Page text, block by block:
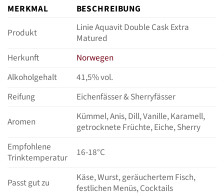
MERKMAL
BESCHREIBUNG
Produkt
Linie Aquavit Double Cask Extra
Matured
Herkunft
Norwegen
Alkoholgehalt
41,5% vol.
Reifung
Eichenfässer & Sherryfässer
Aromen
Kümmel, Anis, Dill, Vanille, Karamell,
getrocknete Früchte, Eiche, Sherry
Empfohlene
Trinktemperatur
16-18°C
Passt gut zu
Käse, Wurst, geräuchertem Fisch,
festlichen Menüs, Cocktails